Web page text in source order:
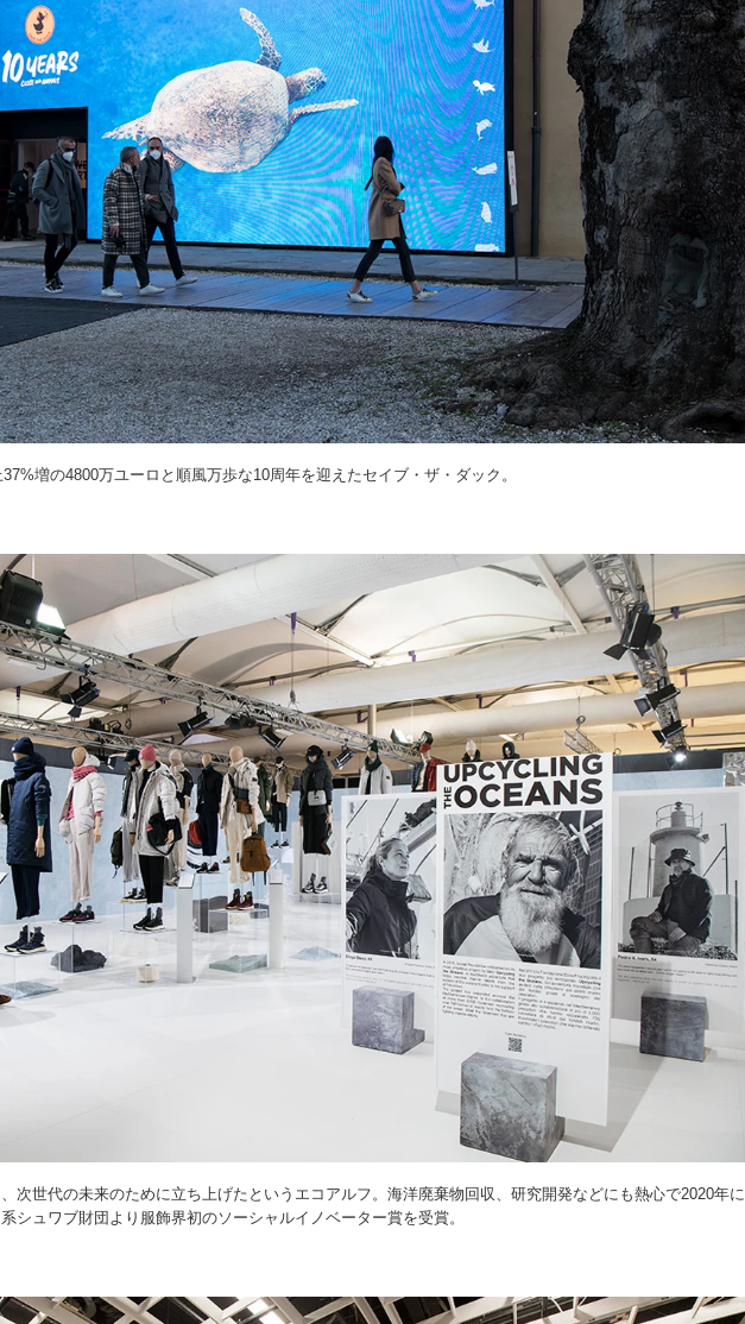
増の4800万ユーロと順風万歩な10周年を迎えたセイブ・ザ・ダック。
次世代の未来のために立ち上げたというエコアルフ。海洋廃棄物回収、研究開発などにも熱心で2020年に
シュワブ財団より服飾界初のソーシャルイノベーター賞を受賞。